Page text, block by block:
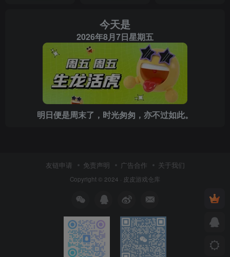
今天是
2026年8月7日星期五
明日便是周末了，时光匆匆，亦不过如此。
友链申请 免责声明 广告合作 关于我们
Copyright © 2024 · 皮皮游戏仓库